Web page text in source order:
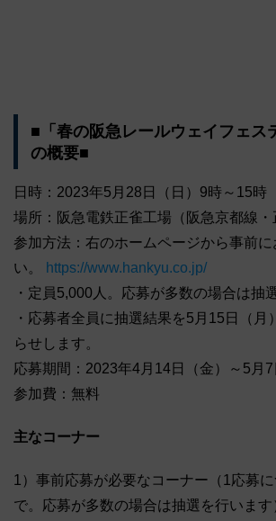
■「春の阪急レールウェイフェス
の概要■
日時：2023年5月28日（日）9時～15時
場所：阪急電鉄正雀工場（阪急京都線・
参加方法：右のホームページから事前に
い。
https://www.hankyu.co.jp/
・定員5,000人。応募が多数の場合は抽
・応募者全員に抽選結果を5月15日（月
らせします。
応募期間：2023年4月14日（金）～5月7
参加費：無料
主なコーナー
1）事前応募が必要なコーナー（1応募
で。応募が多数の場合は抽選を行います